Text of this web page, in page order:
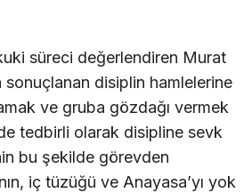
süreci değerlendiren Murat
sonuçlanan disiplin hamlelerine
ve gruba gözdağı vermek
tedbirli olarak disipline sevk
bu şekilde görevden
iç tüzüğü ve Anayasa’yı yok